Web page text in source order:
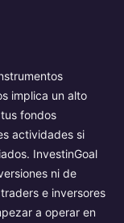
implica un alto
fondos
actividades si
InvestinGoal
ni de
e inversores
a operar en